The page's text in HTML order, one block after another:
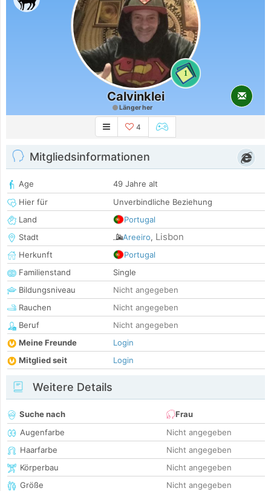
1
Calvinklei
Länger her
4
Mitgliedsinformationen
Age
49 Jahre alt
Hier für
Unverbindliche Beziehung
Land
Portugal
Stadt
Areeiro, Lisbon
Herkunft
Portugal
Familienstand
Single
Bildungsniveau
Nicht angegeben
Rauchen
Nicht angegeben
Beruf
Nicht angegeben
Meine Freunde
Login
Mitglied seit
Login
Weitere Details
Suche nach
Frau
Augenfarbe
Nicht angegeben
Haarfarbe
Nicht angegeben
Körperbau
Nicht angegeben
Größe
Nicht angegeben